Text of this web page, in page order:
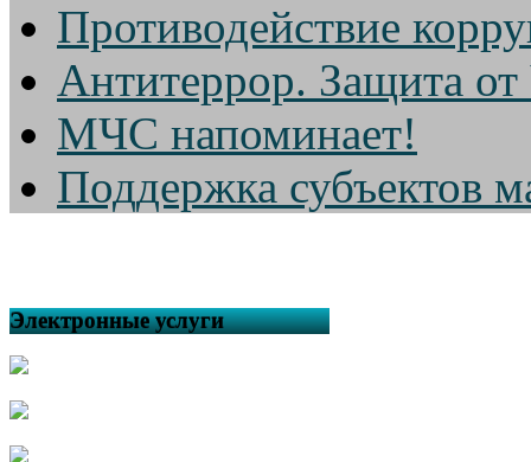
Противодействие
Антитеррор. Защита
МЧС напоминает!
Поддержка субъектов
Электронные услуги